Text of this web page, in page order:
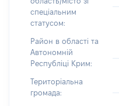
спеціальним
статусом:
Район в області та
Автономній
Республіці Крим:
Територіальна
громада: